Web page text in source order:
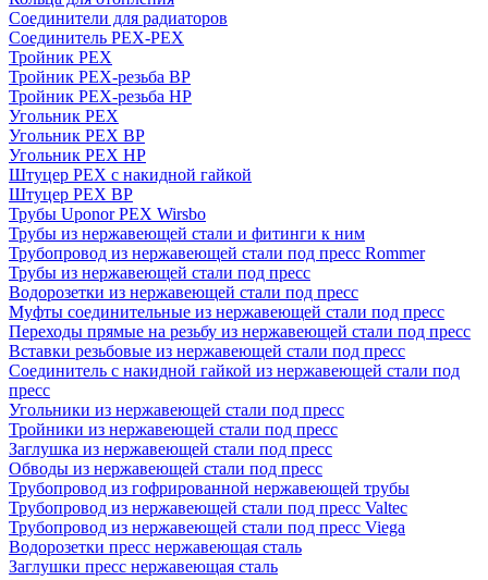
Соединители для радиаторов
Соединитель PEX-PEX
Тройник PEX
Тройник PEX-резьба ВР
Тройник PEX-резьба НР
Угольник PEX
Угольник PEX ВР
Угольник PEX НР
Штуцер PEX c накидной гайкой
Штуцер PEX ВР
Трубы Uponor PEX Wirsbo
Трубы из нержавеющей стали и фитинги к ним
Трубопровод из нержавеющей стали под пресс Rommer
Трубы из нержавеющей стали под пресс
Водорозетки из нержавеющей стали под пресс
Муфты соединительные из нержавеющей стали под пресс
Переходы прямые на резьбу из нержавеющей стали под пресс
Вставки резьбовые из нержавеющей стали под пресс
Соединитель с накидной гайкой из нержавеющей стали под
пресс
Угольники из нержавеющей стали под пресс
Тройники из нержавеющей стали под пресс
Заглушка из нержавеющей стали под пресс
Обводы из нержавеющей стали под пресс
Трубопровод из гофрированной нержавеющей трубы
Трубопровод из нержавеющей стали под пресс Valtec
Трубопровод из нержавеющей стали под пресс Viega
Водорозетки пресс нержавеющая сталь
Заглушки пресс нержавеющая сталь